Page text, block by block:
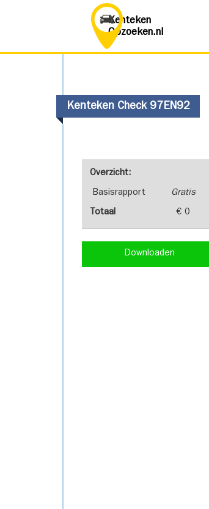
Kenteken
Opzoeken.nl
Kenteken Check 97EN92
Overzicht:
Basisrapport Gratis
Totaal € 0
Downloaden